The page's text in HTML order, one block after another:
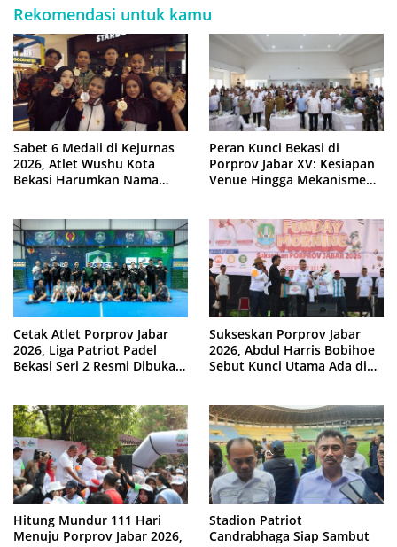
Rekomendasi untuk kamu
Sabet 6 Medali di Kejurnas
2026, Atlet Wushu Kota
Bekasi Harumkan Nama
Peran Kunci Bekasi di
Porprov Jabar XV: Kesiapan
Venue Hingga Mekanisme
Cetak Atlet Porprov Jabar
2026, Liga Patriot Padel
Bekasi Seri 2 Resmi Dibuka
Sukseskan Porprov Jabar
2026, Abdul Harris Bobihoe
Sebut Kunci Utama Ada di
Hitung Mundur 111 Hari
Menuju Porprov Jabar 2026,
Stadion Patriot
Candrabhaga Siap Sambut